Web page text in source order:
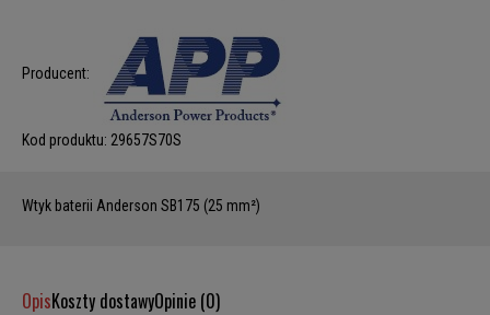
Producent:
Kod produktu: 29657S70S
Wtyk baterii Anderson SB175 (25 mm²)
OpisKoszty dostawyOpinie (0)